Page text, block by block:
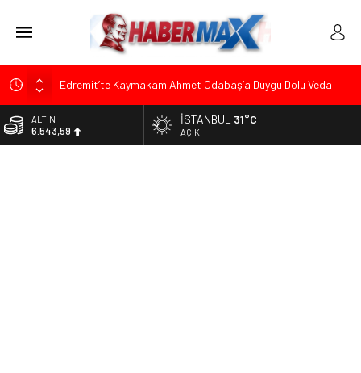
Edremit’te Kaymakam Ahmet Odabaş’a Duygu Dolu Veda
Tarihçi Yusuf Halaçoğlu’ndan TBMM’ye Sunulan Yasa Teklifine
Sert Eleştiri: “Osmanlı’nın Hukuk Anlayışının Gerisine
ALTIN
6.543,59
İSTANBUL 31°C
AÇIK